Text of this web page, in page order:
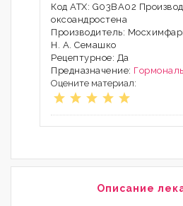
Код АТХ: G03BA02
оксоандростена
Производитель:
Н. А. Семашко
Рецептурное: Да
Предназначение:
Оцените материал:
Описание